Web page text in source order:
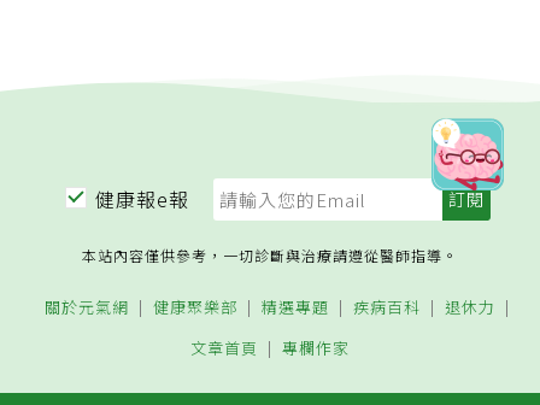
健康報e報
本站內容僅供參考，一切診斷與治療請遵從醫師指導。
關於元氣網 健康聚樂部 精選專題 疾病百科
退休力
文章首頁
專欄作家